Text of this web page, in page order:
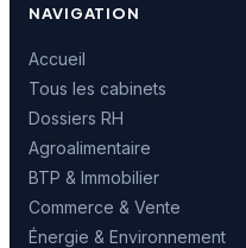
NAVIGATION
Accueil
Tous les cabinets
Dossiers RH
Agroalimentaire
BTP & Immobilier
Commerce & Vente
Énergie & Environnement